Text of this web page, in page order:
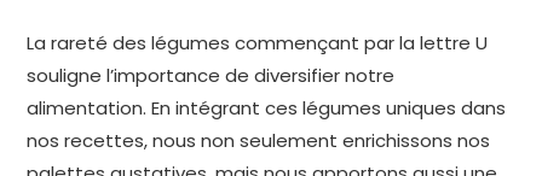
La rareté des légumes commençant par la lettre U
souligne l’importance de diversifier notre
alimentation. En intégrant ces légumes uniques dans
nos recettes, nous non seulement enrichissons nos